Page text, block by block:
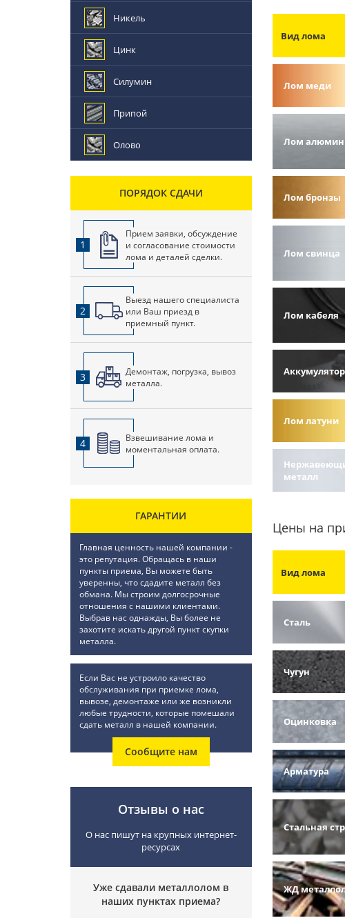
Вид лома
Лом меди
Лом
Лом бронзы
Лом свинца
Лом кабеля
Лом латуни
металл
Цены на
Вид лома
Сталь
Чугун
Оцинковка
Арматура
Стальная
ЖД
Никель
Цинк
Силумин
Припой
Олово
ПОРЯДОК СДАЧИ
1
Прием заявки, обсуждение
и согласование стоимости
лома и деталей сделки.
2
Выезд нашего специалиста
или Ваш приезд в
приемный пункт.
3
Демонтаж, погрузка, вывоз
металла.
4
Взвешивание лома и
моментальная оплата.
ГАРАНТИИ
Главная ценность нашей компании -
это репутация. Обращась в наши
пункты приема, Вы можете быть
уверенны, что сдадите металл без
обмана. Мы строим долгосрочные
отношения с нашими клиентами.
Выбрав нас однажды, Вы более не
захотите искать другой пункт скупки
металла.
Если Вас не устроило качество
обслуживания при приемке лома,
вывозе, демонтаже или же возникли
любые трудности, которые помешали
сдать металл в нашей компании.
Сообщите нам
Отзывы о нас
О нас пишут на крупных интернет-
ресурсах
Уже сдавали металлолом в
наших пунктах приема?